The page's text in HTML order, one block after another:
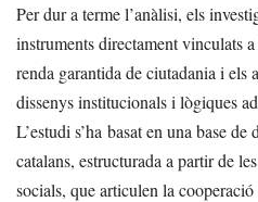
Per dur a terme l’anàlisi, els
instruments directament vinculats
renda garantida de ciutadania i els
dissenys institucionals i lògiques
L’estudi s’ha basat en una base
catalans, estructurada a partir de
socials, que articulen la